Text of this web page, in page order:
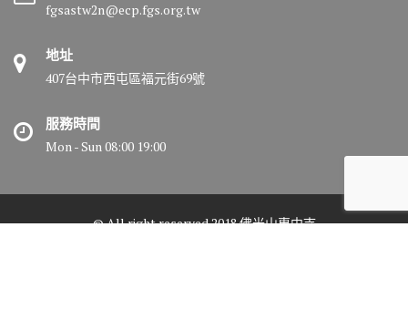
fgsastw2n@ecp.fgs.org.tw
地址
407台中市西屯區福元街69號
服務時間
Mon - Sun 08:00 19:00
© All right reserved 2018 佛光山惠中寺